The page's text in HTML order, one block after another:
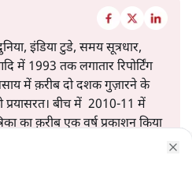
इंडिया टुडे, समय सूत्रधार,
में 1993 तक लगातार रिपोर्टिंग
में क़रीब दो दशक गुज़ारने के
प्रयासरत। बीच में 2010-11 में
का क़रीब एक वर्ष प्रकाशन किया